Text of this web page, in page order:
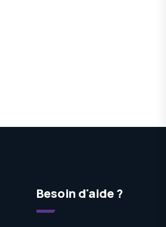
Besoin d'aide ?